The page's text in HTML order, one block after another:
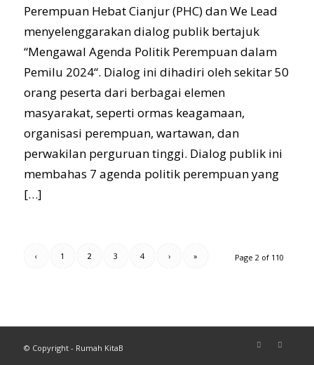
Perempuan Hebat Cianjur (PHC) dan We Lead
menyelenggarakan dialog publik bertajuk
“Mengawal Agenda Politik Perempuan dalam
Pemilu 2024“. Dialog ini dihadiri oleh sekitar 50
orang peserta dari berbagai elemen
masyarakat, seperti ormas keagamaan,
organisasi perempuan, wartawan, dan
perwakilan perguruan tinggi. Dialog publik ini
membahas 7 agenda politik perempuan yang
[…]
Page 2 of 110
‹ 1 2 3 4 › »
© Copyright - Rumah KitaB